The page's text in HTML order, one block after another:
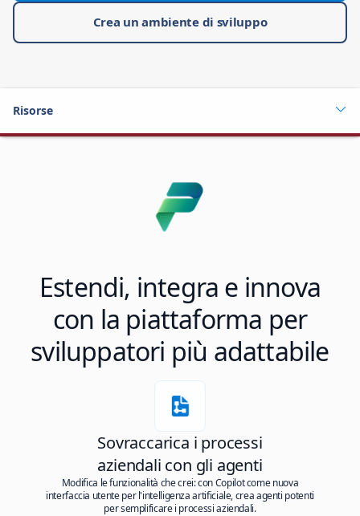
Crea un ambiente di sviluppo
Risorse
Estendi, integra e innova
con la piattaforma per
sviluppatori più adattabile
Sovraccarica i processi
aziendali con gli agenti
Modifica le funzionalità che crei: con Copilot come nuova
interfaccia utente per l'intelligenza artificiale, crea agenti potenti
per semplificare i processi aziendali.